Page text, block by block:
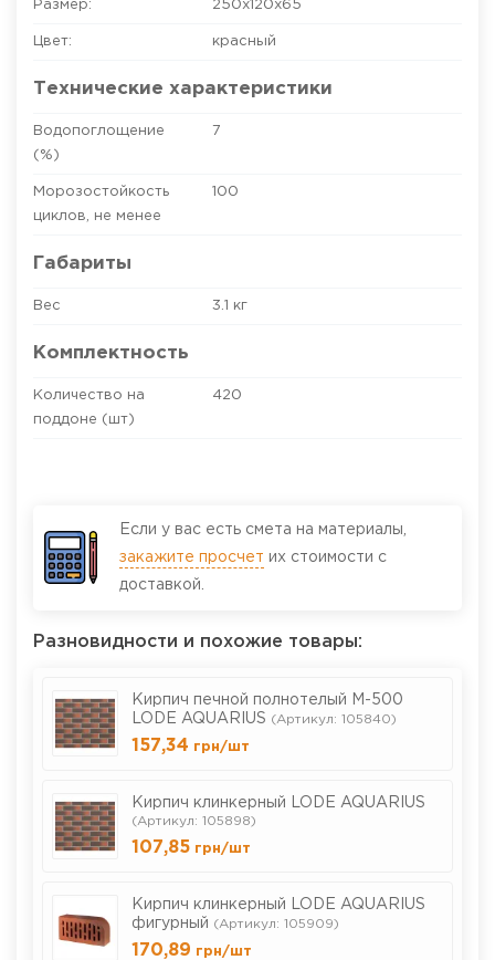
Размер: 250х120х65
Цвет: красный
Технические характеристики
Водопоглощение
(%)
7
Морозостойкость
циклов, не менее
100
Габариты
Вес 3.1 кг
Комплектность
Количество на
поддоне (шт)
420
Если у вас есть смета на материалы,
закажите просчет их стоимости с
доставкой.
Разновидности и похожие товары:
Кирпич печной полнотелый М-500
LODE AQUARIUS (Артикул: 105840)
157,34 грн/шт
Кирпич клинкерный LODE AQUARIUS
(Артикул: 105898)
107,85 грн/шт
Кирпич клинкерный LODE AQUARIUS
фигурный (Артикул: 105909)
170,89 грн/шт